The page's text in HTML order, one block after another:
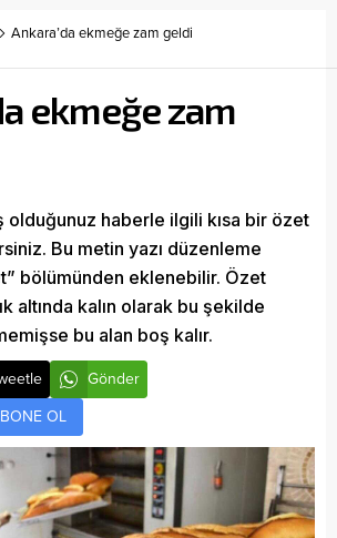
Ankara’da ekmeğe zam geldi
ekmeğe zam
olduğunuz haberle ilgili kısa bir özet
Bu metin yazı düzenleme
bölümünden eklenebilir. Özet
altında kalın olarak bu şekilde
bu alan boş kalır.
Gönder
OL